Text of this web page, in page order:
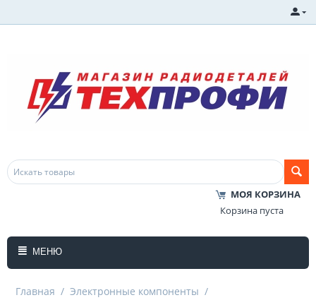
МОЯ КОРЗИНА
Корзина пуста
МЕНЮ
Главная / Электронные компоненты /